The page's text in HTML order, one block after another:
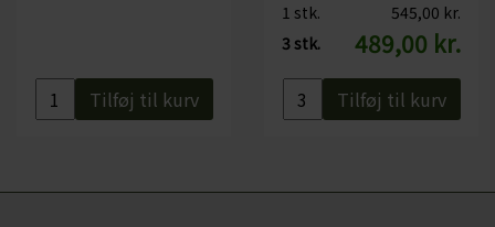
Tilføj til kurv
1 stk.
545,00 kr.
3 stk.
489,00 kr.
Tilføj til kurv